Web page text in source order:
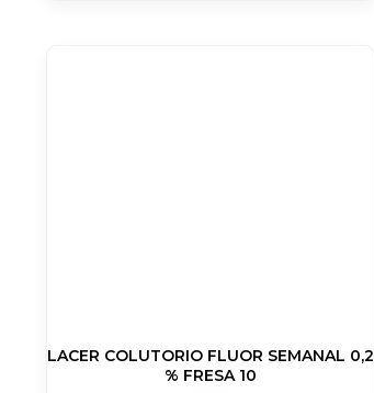
LACER COLUTORIO FLUOR SEMANAL 0,2
% FRESA 10